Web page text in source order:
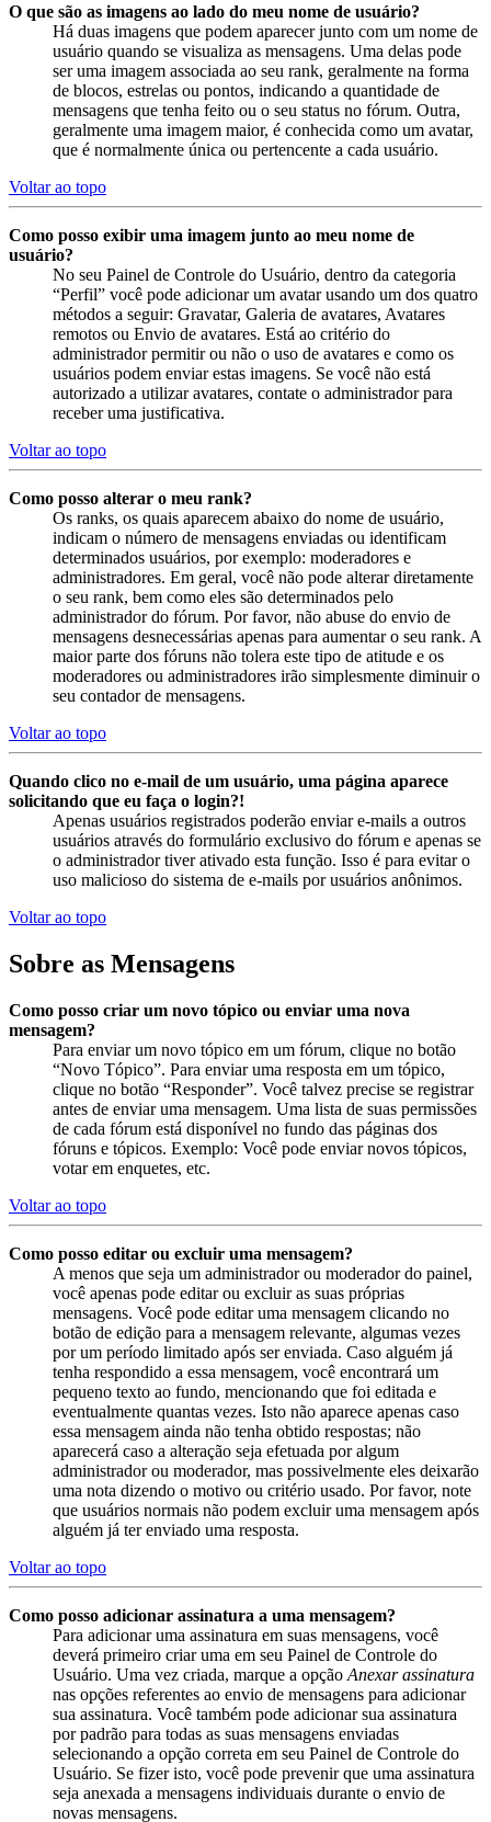
O que são as imagens ao lado do meu nome de usuário?
Há duas imagens que podem aparecer junto com um nome de
usuário quando se visualiza as mensagens. Uma delas pode
ser uma imagem associada ao seu rank, geralmente na forma
de blocos, estrelas ou pontos, indicando a quantidade de
mensagens que tenha feito ou o seu status no fórum. Outra,
geralmente uma imagem maior, é conhecida como um avatar,
que é normalmente única ou pertencente a cada usuário.
Voltar ao topo
Como posso exibir uma imagem junto ao meu nome de
usuário?
No seu Painel de Controle do Usuário, dentro da categoria
“Perfil” você pode adicionar um avatar usando um dos quatro
métodos a seguir: Gravatar, Galeria de avatares, Avatares
remotos ou Envio de avatares. Está ao critério do
administrador permitir ou não o uso de avatares e como os
usuários podem enviar estas imagens. Se você não está
autorizado a utilizar avatares, contate o administrador para
receber uma justificativa.
Voltar ao topo
Como posso alterar o meu rank?
Os ranks, os quais aparecem abaixo do nome de usuário,
indicam o número de mensagens enviadas ou identificam
determinados usuários, por exemplo: moderadores e
administradores. Em geral, você não pode alterar diretamente
o seu rank, bem como eles são determinados pelo
administrador do fórum. Por favor, não abuse do envio de
mensagens desnecessárias apenas para aumentar o seu rank. A
maior parte dos fóruns não tolera este tipo de atitude e os
moderadores ou administradores irão simplesmente diminuir o
seu contador de mensagens.
Voltar ao topo
Quando clico no e-mail de um usuário, uma página aparece
solicitando que eu faça o login?!
Apenas usuários registrados poderão enviar e-mails a outros
usuários através do formulário exclusivo do fórum e apenas se
o administrador tiver ativado esta função. Isso é para evitar o
uso malicioso do sistema de e-mails por usuários anônimos.
Voltar ao topo
Sobre as Mensagens
Como posso criar um novo tópico ou enviar uma nova
mensagem?
Para enviar um novo tópico em um fórum, clique no botão
“Novo Tópico”. Para enviar uma resposta em um tópico,
clique no botão “Responder”. Você talvez precise se registrar
antes de enviar uma mensagem. Uma lista de suas permissões
de cada fórum está disponível no fundo das páginas dos
fóruns e tópicos. Exemplo: Você pode enviar novos tópicos,
votar em enquetes, etc.
Voltar ao topo
Como posso editar ou excluir uma mensagem?
A menos que seja um administrador ou moderador do painel,
você apenas pode editar ou excluir as suas próprias
mensagens. Você pode editar uma mensagem clicando no
botão de edição para a mensagem relevante, algumas vezes
por um período limitado após ser enviada. Caso alguém já
tenha respondido a essa mensagem, você encontrará um
pequeno texto ao fundo, mencionando que foi editada e
eventualmente quantas vezes. Isto não aparece apenas caso
essa mensagem ainda não tenha obtido respostas; não
aparecerá caso a alteração seja efetuada por algum
administrador ou moderador, mas possivelmente eles deixarão
uma nota dizendo o motivo ou critério usado. Por favor, note
que usuários normais não podem excluir uma mensagem após
alguém já ter enviado uma resposta.
Voltar ao topo
Como posso adicionar assinatura a uma mensagem?
Para adicionar uma assinatura em suas mensagens, você
deverá primeiro criar uma em seu Painel de Controle do
Usuário. Uma vez criada, marque a opção Anexar assinatura
nas opções referentes ao envio de mensagens para adicionar
sua assinatura. Você também pode adicionar sua assinatura
por padrão para todas as suas mensagens enviadas
selecionando a opção correta em seu Painel de Controle do
Usuário. Se fizer isto, você pode prevenir que uma assinatura
seja anexada a mensagens individuais durante o envio de
novas mensagens.